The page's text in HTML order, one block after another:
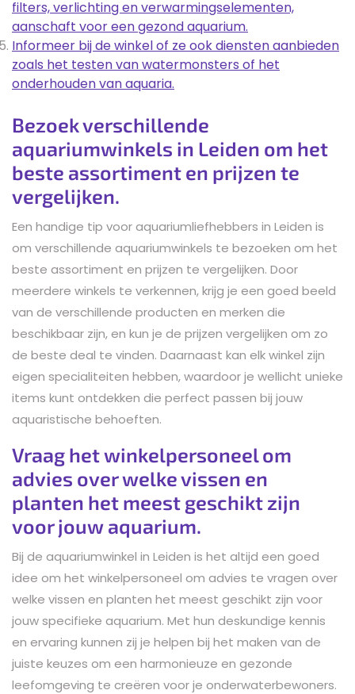
filters, verlichting en verwarmingselementen,
aanschaft voor een gezond aquarium.
Informeer bij de winkel of ze ook diensten aanbieden
zoals het testen van watermonsters of het
onderhouden van aquaria.
Bezoek verschillende
aquariumwinkels in Leiden om het
beste assortiment en prijzen te
vergelijken.
Een handige tip voor aquariumliefhebbers in Leiden is
om verschillende aquariumwinkels te bezoeken om het
beste assortiment en prijzen te vergelijken. Door
meerdere winkels te verkennen, krijg je een goed beeld
van de verschillende producten en merken die
beschikbaar zijn, en kun je de prijzen vergelijken om zo
de beste deal te vinden. Daarnaast kan elk winkel zijn
eigen specialiteiten hebben, waardoor je wellicht unieke
items kunt ontdekken die perfect passen bij jouw
aquaristische behoeften.
Vraag het winkelpersoneel om
advies over welke vissen en
planten het meest geschikt zijn
voor jouw aquarium.
Bij de aquariumwinkel in Leiden is het altijd een goed
idee om het winkelpersoneel om advies te vragen over
welke vissen en planten het meest geschikt zijn voor
jouw specifieke aquarium. Met hun deskundige kennis
en ervaring kunnen zij je helpen bij het maken van de
juiste keuzes om een harmonieuze en gezonde
leefomgeving te creëren voor je onderwaterbewoners.